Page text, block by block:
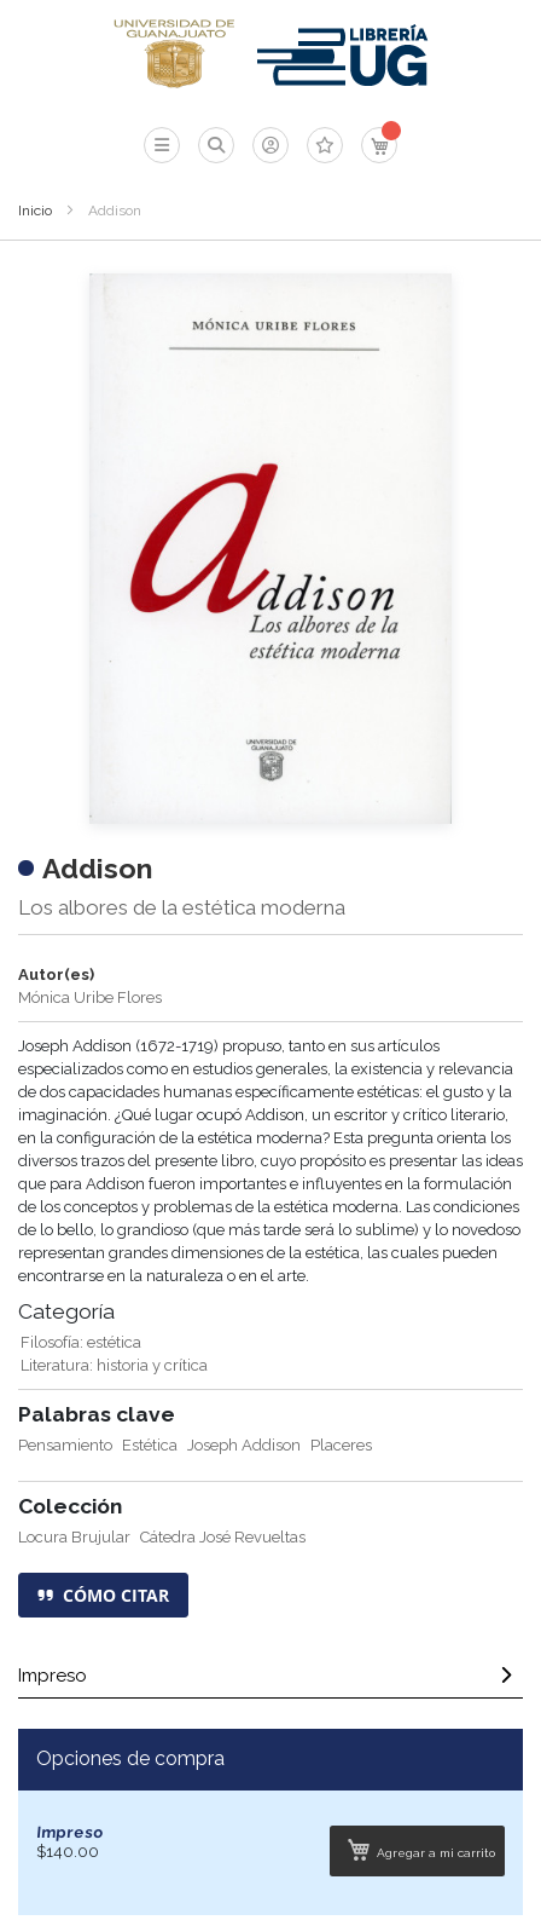
Mi carrito
Inicio Addison
Addison
Los albores de la estética moderna
Autor(es)
Mónica Uribe Flores
Joseph Addison (1672-1719) propuso, tanto en sus artículos
especializados como en estudios generales, la existencia y relevancia
de dos capacidades humanas específicamente estéticas: el gusto y la
imaginación. ¿Qué lugar ocupó Addison, un escritor y crítico literario,
en la configuración de la estética moderna? Esta pregunta orienta los
diversos trazos del presente libro, cuyo propósito es presentar las ideas
que para Addison fueron importantes e influyentes en la formulación
de los conceptos y problemas de la estética moderna. Las condiciones
de lo bello, lo grandioso (que más tarde será lo sublime) y lo novedoso
representan grandes dimensiones de la estética, las cuales pueden
encontrarse en la naturaleza o en el arte.
Categoría
Filosofía: estética
Literatura: historia y crítica
Palabras clave
Pensamiento Estética Joseph Addison Placeres
Colección
Locura Brujular Cátedra José Revueltas
CÓMO CITAR
Impreso
Opciones de compra
Impreso
$140.00
Agregar a mi carrito